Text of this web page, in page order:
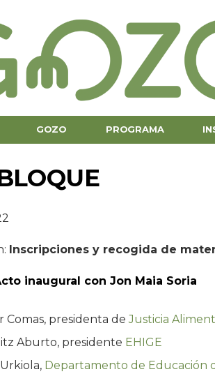
GOZO PROGRAMA
Inscripciones y recogida de
inaugural con Jon Maia Soria
Comas, presidenta deJusticia
Aburto, presidente EHIGE
Departamento de Educación